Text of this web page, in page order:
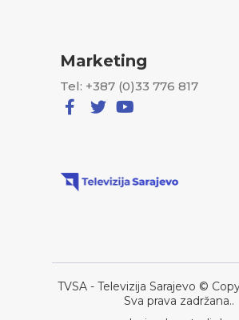
Marketing
Tel: +387 (0)33 776 817
TVSA - Televizija Sarajevo ©
Sva prava zadržana..